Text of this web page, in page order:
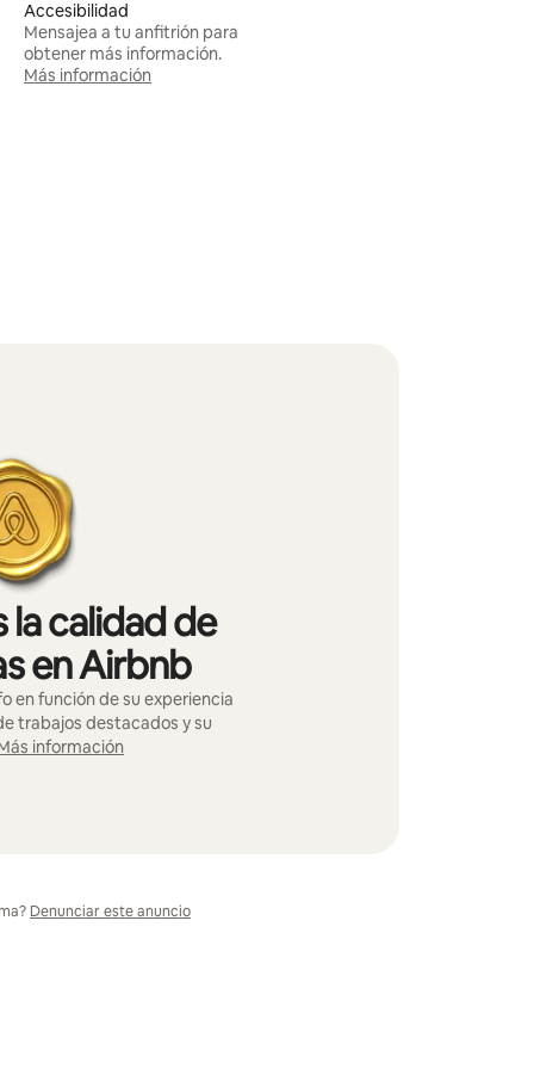
Accesibilidad
Mensajea a tu anfitrión para
obtener más información.
Más información
calidad de
en Airbnb
en función de su experiencia
trabajos destacados y su
información
Denunciar este anuncio